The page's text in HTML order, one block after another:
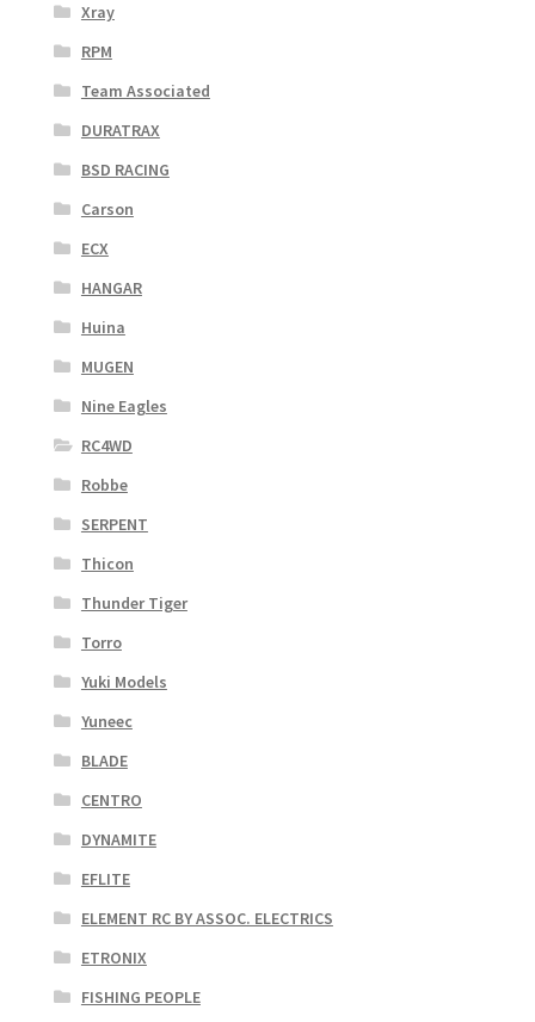
Xray
RPM
Team Associated
DURATRAX
BSD RACING
Carson
ECX
HANGAR
Huina
MUGEN
Nine Eagles
RC4WD
Robbe
SERPENT
Thicon
Thunder Tiger
Torro
Yuki Models
Yuneec
BLADE
CENTRO
DYNAMITE
EFLITE
ELEMENT RC BY ASSOC. ELECTRICS
ETRONIX
FISHING PEOPLE